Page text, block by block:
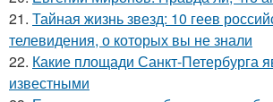
21. Тайная жизнь звезд: 10 геев
телевидения, о которых вы не знали
22. Какие площади Санкт-Петербурга
известными